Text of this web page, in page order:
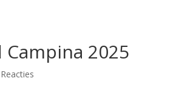
2025